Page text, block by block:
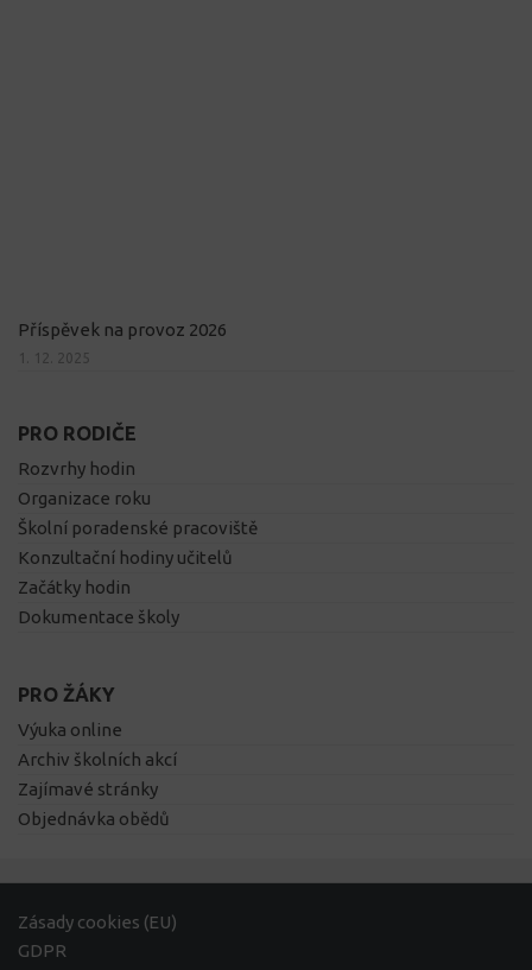
Příspěvek na provoz 2026
1. 12. 2025
PRO RODIČE
Rozvrhy hodin
Organizace roku
Školní poradenské pracoviště
Konzultační hodiny učitelů
Začátky hodin
Dokumentace školy
PRO ŽÁKY
Výuka online
Archiv školních akcí
Zajímavé stránky
Objednávka obědů
Zásady cookies (EU)
GDPR